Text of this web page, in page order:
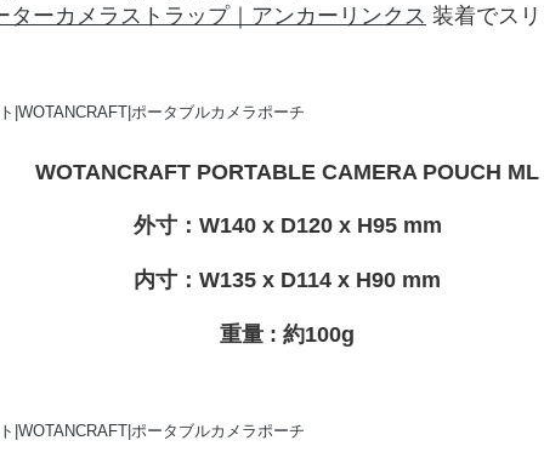
ターカメラストラップ｜アンカーリンクス 装着でス
WOTANCRAFT PORTABLE CAMERA POUCH ML
外寸：W140 x D120 x H95 mm
内寸：W135 x D114 x H90 mm
重量 : 約100g